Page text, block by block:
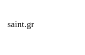
saint.gr